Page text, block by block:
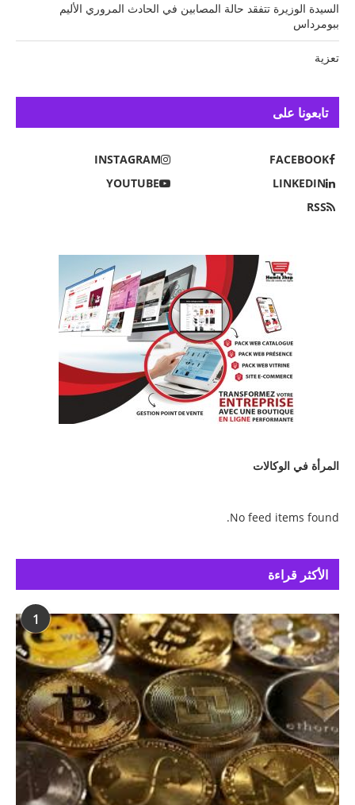
السيدة الوزيرة تتفقد حالة المصابين في الحادث المروري الأليم
ببومرداس
تعزية
تابعونا على
FACEBOOK
INSTAGRAM
LINKEDIN
YOUTUBE
RSS
المرأة في الوكالات
No feed items found.
الأكثر قراءة
1